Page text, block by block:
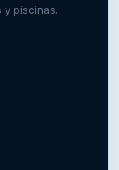
y piscinas.